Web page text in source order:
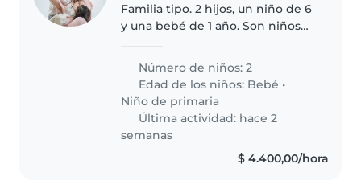
Familia tipo. 2 hijos, un niño de 6
y una bebé de 1 año. Son niños
Número de niños: 2
Edad de los niños: Bebé •
Niño de primaria
Última actividad: hace 2
semanas
$ 4.400,00/hora